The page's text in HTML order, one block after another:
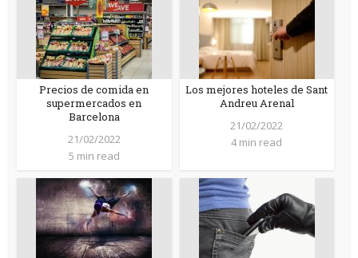
Precios de comida en
supermercados en
Barcelona
21/02/2022
5 min read
Los mejores hoteles de Sant
Andreu Arenal
21/02/2022
4 min read